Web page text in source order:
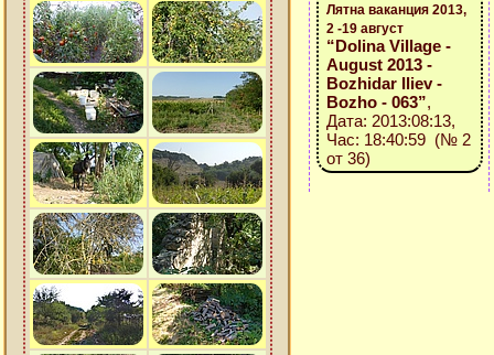
Лятна ваканция 2013,
2 -19 август
“Dolina Village -
August 2013 -
Bozhidar Iliev -
Bozho - 063”,
Дата: 2013:08:13,
Час: 18:40:59 (№ 2
от 36)